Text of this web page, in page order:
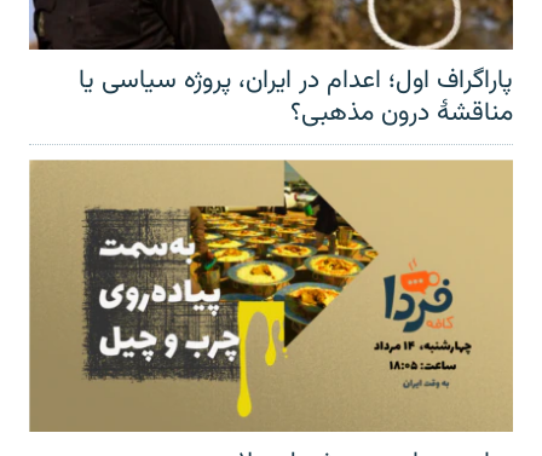
پاراگراف اول؛ اعدام در ایران، پروژه سیاسی یا
مناقشهٔ درون مذهبی؟